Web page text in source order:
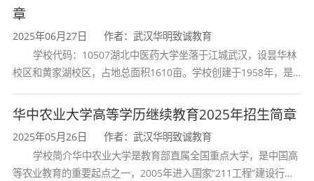
章
2025年06月27日
作者：武汉华明致诚教育
学校代码：10507湖北中医药大学坐落于江城武汉，设昙华林
校区和黄家湖校区，占地总面积1610亩。学校创建于1958年，是
育和最早开办中医研究
华中农业大学高等学历继续教育2025年招生简章
2025年05月26日
作者：武汉华明致诚教育
学校简介华中农业大学是教育部直属全国重点大学，是中国高
等农业教育的重要起点之一，2005年进入国家“211工程”建设行